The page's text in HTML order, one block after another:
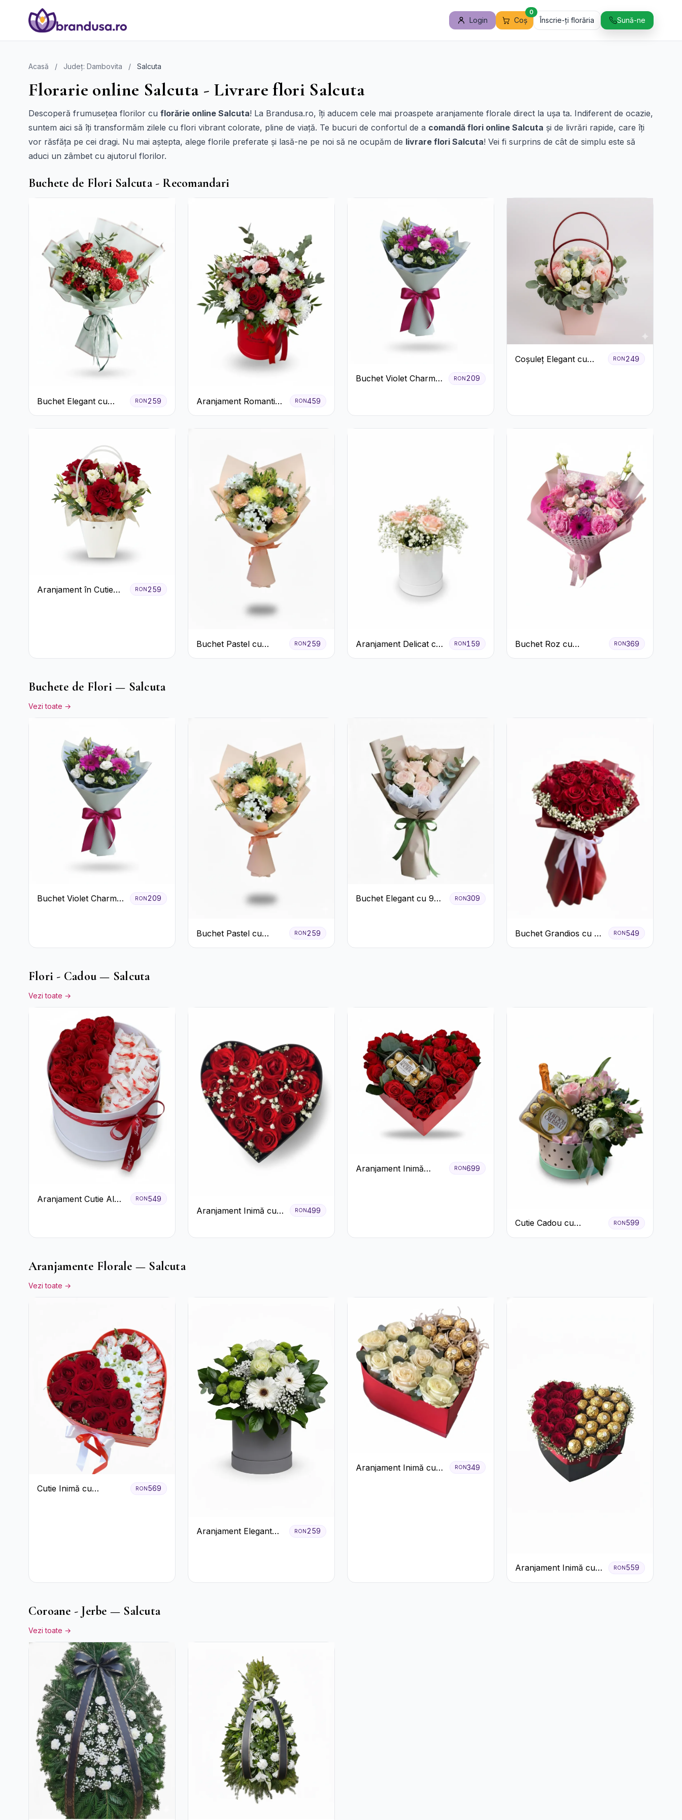
Login Coș
0
Înscrie-ți florăria Sună-ne
Acasă / Județ: Dambovita / Salcuta
Florarie online Salcuta - Livrare flori Salcuta
Descoperă frumusețea florilor cu florărie online Salcuta! La Brandusa.ro, îți aducem cele mai proaspete aranjamente florale direct la ușa ta. Indiferent de ocazie,
suntem aici să îți transformăm zilele cu flori vibrant colorate, pline de viață. Te bucuri de confortul de a comandă flori online Salcuta și de livrări rapide, care îți
vor răsfăța pe cei dragi. Nu mai aștepta, alege florile preferate și lasă-ne pe noi să ne ocupăm de livrare flori Salcuta! Vei fi surprins de cât de simplu este să
aduci un zâmbet cu ajutorul florilor.
Buchete de Flori Salcuta - Recomandari
Buchet Elegant cu
Garoafe Roșii și
RON259
Aranjament Romantic
în Cutie Roșie cu
RON459
Buchet Violet Charm
RON209
Coșuleț Elegant cu
RON249
Aranjament în Cutie
RON259
Buchet Pastel cu
Crizanteme și Garoafe
RON259
Aranjament Delicat cu
3 Trandafiri Roz în
RON159
Buchet Roz cu
Tradafiri și Gerbera
RON369
Buchete de Flori — Salcuta
Vezi toate →
Buchet Violet Charm
RON209
Buchet Pastel cu
Crizanteme și Garoafe
RON 259
Buchet Elegant cu 9
RON309
Buchet Grandios cu 25
de Trandafiri Roșii
RON 549
Flori - Cadou — Salcuta
Vezi toate →
Aranjament Cutie Albă
RON 549
Aranjament Inimă cu
RON 499
Aranjament Inimă
RON699
Cutie Cadou cu
Prosecco Mionetto
RON599
Aranjamente Florale — Salcuta
Vezi toate →
Cutie Inimă cu
RON569
Aranjament Elegant
RON259
Aranjament Inimă cu
RON349
Aranjament Inimă cu
Trandafiri Roșii și
RON559
Coroane - Jerbe — Salcuta
Vezi toate →